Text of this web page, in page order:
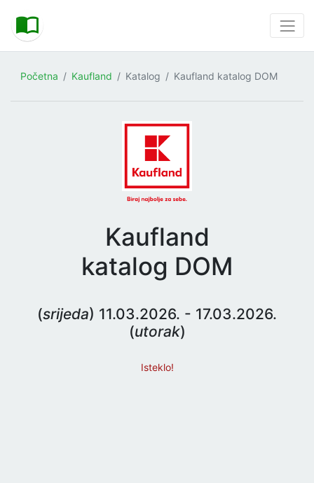
Početna Kaufland Katalog Kaufland katalog DOM
Kaufland
katalog DOM
(srijeda) 11.03.2026. - 17.03.2026.
(utorak)
Isteklo!